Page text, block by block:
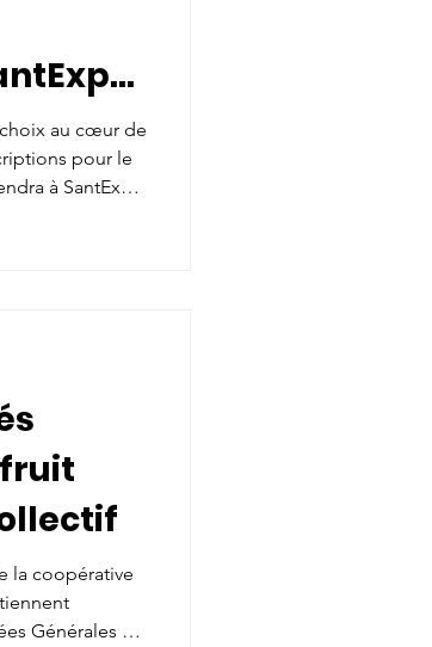
au cœur de
pour le
à SantExpo
fruit
la coopérative
Générales en